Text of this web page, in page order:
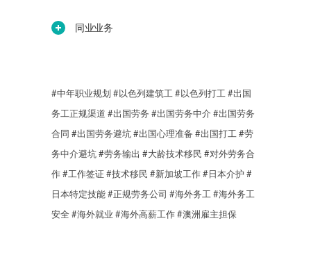
同业业务
#中年职业规划 #以色列建筑工 #以色列打工 #出国
务工正规渠道 #出国劳务 #出国劳务中介 #出国劳务
合同 #出国劳务避坑#出国心理准备 #出国打工 #劳
务中介避坑#劳务输出 #大龄技术移民 #对外劳务合
作#工作签证#技术移民 #新加坡工作#日本介护 #
日本特定技能#正规劳务公司 #海外务工 #海外务工
安全#海外就业 #海外高薪工作#澳洲雇主担保